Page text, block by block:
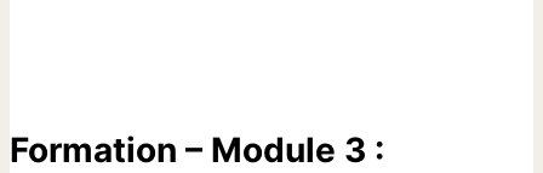
Formation – Module 3 :